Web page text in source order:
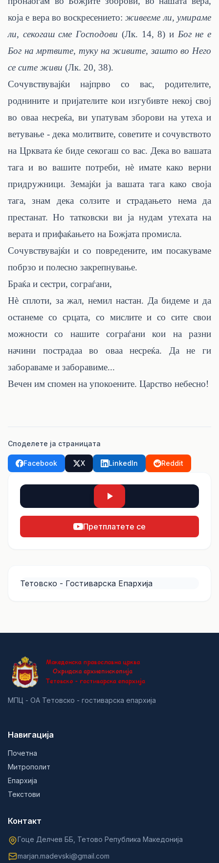
која е вера во воскресението: живееме ли, умираме
ли, секогаш сме Господови (Лк. 14, 8) и Бог не е
Бог на мртвите, туку на живите, зашто во Него
се сите живи (Лк. 20, 38).
Сочувствувајќи најпрво со вас, родителите,
роднините и пријателите кои изгубивте некој свој
во оваа несреќа, ви упатувам зборови на утеха и
ветување - дека молитвите, советите и сочувството
на Црквата ќе биде секогаш со вас. Дека во вашата
тага и во вашите потреби, нѐ имате како верни
придружници. Земајќи ја вашата тага како своја
тага, знам дека солзите и страдањето нема да
престанат. Но татковски ви ја нудам утехата на
верата и прифаќањето на Божјата промисла.
Сочувствувајќи и со повредените, им посакуваме
побрзо и полесно закрепнување.
Браќа и сестри, сограѓани,
Нѐ сплоти, за жал, немил настан. Да бидеме и да
останеме со срцата, со мислите и со сите свои
можности со нашите сограѓани кои на разни
начини пострадаа во оваа несреќа. Да не ги
забораваме и заборавиме...
Вечен им спомен на упокоените. Царство небесно!
Споделете ја страницата
Facebook X LinkedIn Reddit
Претплатете се
Тетовско - Гостиварска Епархија
МПЦ - ОА Тетовско - гостиварска епархија
Навигација
Почетна
Митрополит
Епархија
Текстови
Контакт
Гоце Делчев ББ, Тетово Република Македонија
marjan.madevski@gmail.com